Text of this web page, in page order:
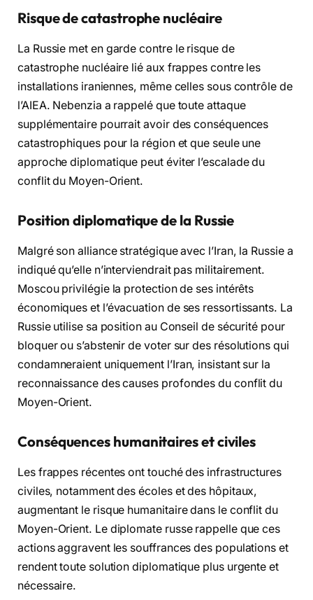
Risque de catastrophe nucléaire
La Russie met en garde contre le risque de
catastrophe nucléaire lié aux frappes contre les
installations iraniennes, même celles sous contrôle de
l’AIEA. Nebenzia a rappelé que toute attaque
supplémentaire pourrait avoir des conséquences
catastrophiques pour la région et que seule une
approche diplomatique peut éviter l’escalade du
conflit du Moyen-Orient.
Position diplomatique de la Russie
Malgré son alliance stratégique avec l’Iran, la Russie a
indiqué qu’elle n’interviendrait pas militairement.
Moscou privilégie la protection de ses intérêts
économiques et l’évacuation de ses ressortissants. La
Russie utilise sa position au Conseil de sécurité pour
bloquer ou s’abstenir de voter sur des résolutions qui
condamneraient uniquement l’Iran, insistant sur la
reconnaissance des causes profondes du conflit du
Moyen-Orient.
Conséquences humanitaires et civiles
Les frappes récentes ont touché des infrastructures
civiles, notamment des écoles et des hôpitaux,
augmentant le risque humanitaire dans le conflit du
Moyen-Orient. Le diplomate russe rappelle que ces
actions aggravent les souffrances des populations et
rendent toute solution diplomatique plus urgente et
nécessaire.